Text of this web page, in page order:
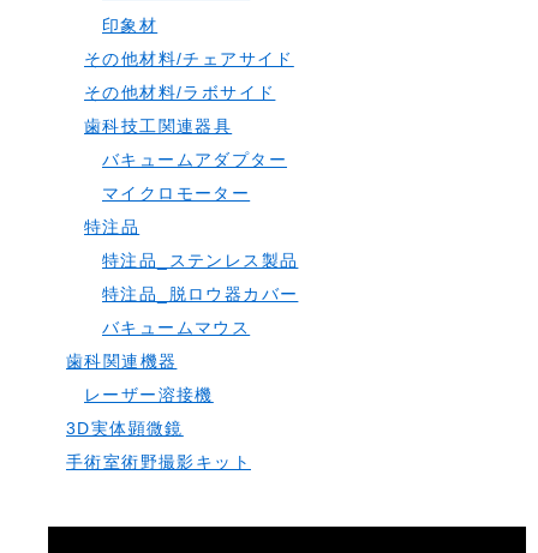
印象材
その他材料/チェアサイド
その他材料/ラボサイド
歯科技工関連器具
バキュームアダプター
マイクロモーター
特注品
特注品_ステンレス製品
特注品_脱ロウ器カバー
バキュームマウス
歯科関連機器
レーザー溶接機
3D実体顕微鏡
手術室術野撮影キット